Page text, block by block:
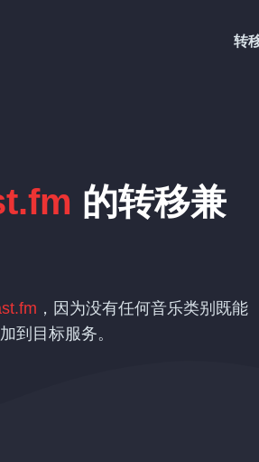
转
的转移兼
，因为没有任何音乐类别既能
到目标服务。